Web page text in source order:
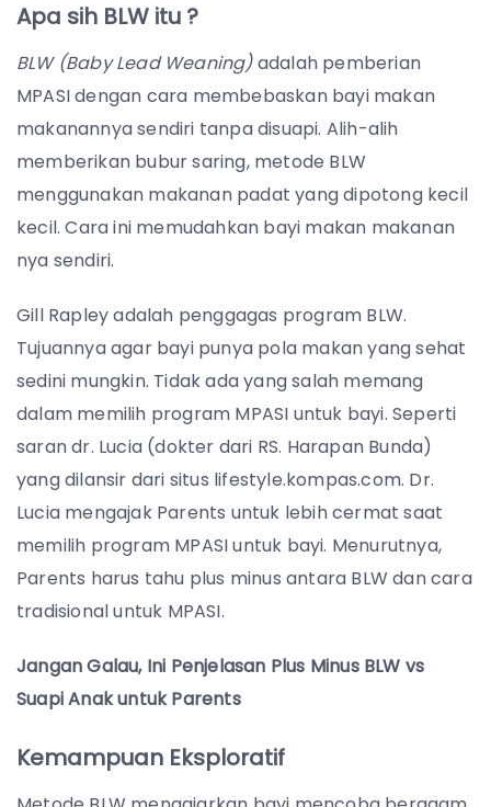
Apa sih BLW itu ?
BLW (Baby Lead Weaning)adalah pemberian
MPASI dengan cara membebaskan bayi makan
makanannya sendiri tanpa disuapi. Alih-alih
memberikan bubur saring, metode BLW
menggunakan makanan padat yang dipotong kecil
kecil. Cara ini memudahkan bayi makan makanan
nya sendiri.
Gill Rapley adalah penggagas program BLW.
Tujuannya agar bayi punya pola makan yang sehat
sedini mungkin. Tidak ada yang salah memang
dalam memilih program MPASI untuk bayi. Seperti
saran dr. Lucia (dokter dari RS. Harapan Bunda)
yang dilansir dari situs lifestyle.kompas.com. Dr.
Lucia mengajak Parents untuk lebih cermat saat
memilih program MPASI untuk bayi. Menurutnya,
Parents harus tahu plus minus antara BLW dan cara
tradisional untuk MPASI.
Jangan Galau, Ini Penjelasan Plus Minus BLW vs
Suapi Anak untuk Parents
Kemampuan Eksploratif